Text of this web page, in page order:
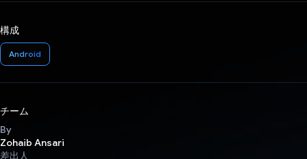
構成
Android
チーム
By
Zohaib Ansari
差出人